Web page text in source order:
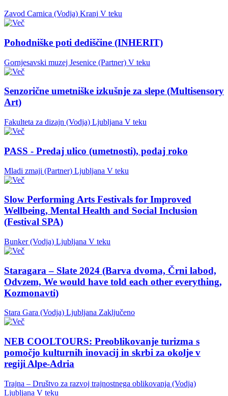
Zavod Carnica (Vodja) Kranj V teku
Pohodniške poti dediščine (INHERIT)
Gornjesavski muzej Jesenice (Partner) V teku
Senzorične umetniške izkušnje za slepe (Multisensory
Art)
Fakulteta za dizajn (Vodja) Ljubljana V teku
PASS - Predaj ulico (umetnosti), podaj roko
Mladi zmaji (Partner) Ljubljana V teku
Slow Performing Arts Festivals for Improved
Wellbeing, Mental Health and Social Inclusion
(Festival SPA)
Bunker (Vodja) Ljubljana V teku
Staragara – Slate 2024 (Barva dvoma, Črni labod,
Odvzem, We would have told each other everything,
Kozmonavti)
Stara Gara (Vodja) Ljubljana Zaključeno
NEB COOLTOURS: Preoblikovanje turizma s
pomočjo kulturnih inovacij in skrbi za okolje v
regiji Alpe-Adria
Trajna – Društvo za razvoj trajnostnega oblikovanja (Vodja)
Ljubljana V teku